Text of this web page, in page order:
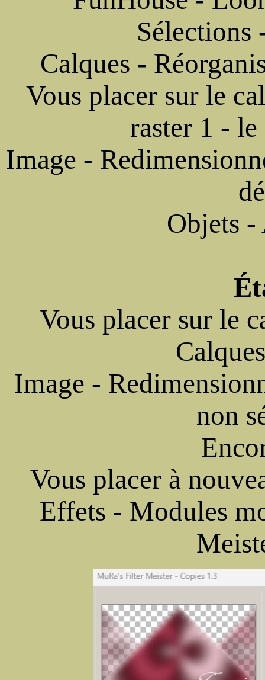
Sélections
Calques -
Vous placer sur le
raster 1 -
Image -
Objets
Vous placer sur le
Image -
non
Vous placer à
Effets - Modules